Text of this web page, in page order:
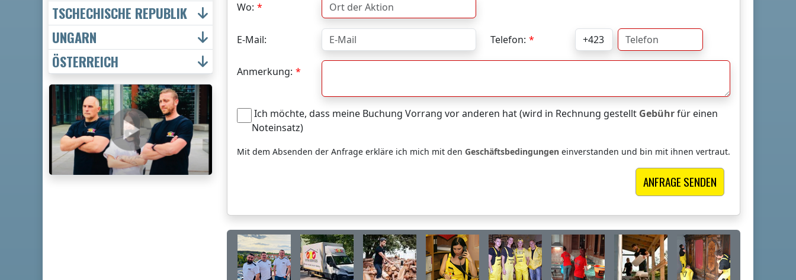
Wo:
E-Mail: Telefon:
Anmerkung:
Ich möchte, dass meine Buchung Vorrang vor anderen hat (wird in Rechnung gestellt Gebührfür einen
Noteinsatz)
Mit dem Absenden der Anfrage erkläre ich mich mit den Geschäftsbedingungen einverstanden und bin mit ihnen vertraut.
TSCHECHISCHE REPUBLIK
UNGARN
ÖSTERREICH